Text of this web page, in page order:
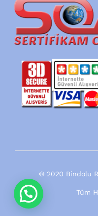
© 2020 Bindolu
Tüm